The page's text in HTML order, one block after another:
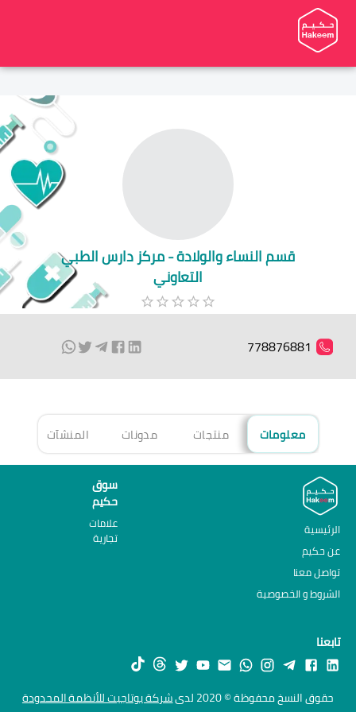
قسم النساء والولادة - مركز دارس الطبي
التعاوني
778876881
معلومات منتجات مدونات المنشآت
الرئيسية
عن حكيم
تواصل معنا
الشروط و الخصوصية
سوق
حكيم
علامات
تجارية
تابعنا
حقوق النسخ محفوظة © 2020 لدى شركة يوتاجيت للأنظمة المحدودة